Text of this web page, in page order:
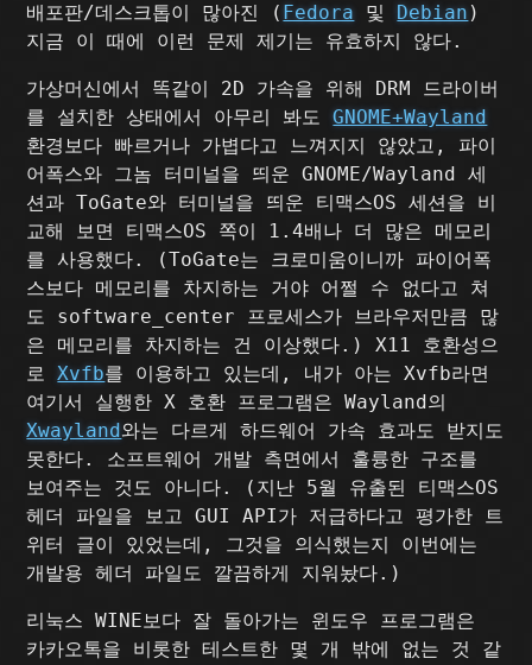
배포판/데스크톱이 많아진 ( Fedora 및 Debian )
지금 이 때에 이런 문제 제기는 유효하지 않다.
가상머신에서 똑같이 2D 가속을 위해 DRM 드라이버
를 설치한 상태에서 아무리 봐도GNOME+Wayland
환경보다 빠르거나 가볍다고 느껴지지 않았고, 파이
어폭스와 그놈 터미널을 띄운 GNOME/Wayland 세
션과 ToGate와 터미널을 띄운 티맥스OS 세션을 비
교해 보면 티맥스OS 쪽이 1.4배나 더 많은 메모리
를 사용했다. (ToGate는 크로미움이니까 파이어폭
스보다 메모리를 차지하는 거야 어쩔 수 없다고 쳐
도 software_center 프로세스가 브라우저만큼 많
은 메모리를 차지하는 건 이상했다.) X11 호환성으
로Xvfb를 이용하고 있는데, 내가 아는 Xvfb라면
여기서 실행한 X 호환 프로그램은 Wayland의
Xwayland와는 다르게 하드웨어 가속 효과도 받지도
못한다. 소프트웨어 개발 측면에서 훌륭한 구조를
보여주는 것도 아니다. (지난 5월 유출된 티맥스OS
헤더 파일을 보고 GUI API가 저급하다고 평가한 트
위터 글이 있었는데, 그것을 의식했는지 이번에는
개발용 헤더 파일도 깔끔하게 지워놨다.)
리눅스 WINE보다 잘 돌아가는 윈도우 프로그램은
카카오톡을 비롯한 테스트한 몇 개 밖에 없는 것 같